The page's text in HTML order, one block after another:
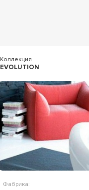
Коллекция
EVOLUTION
Фабрика: